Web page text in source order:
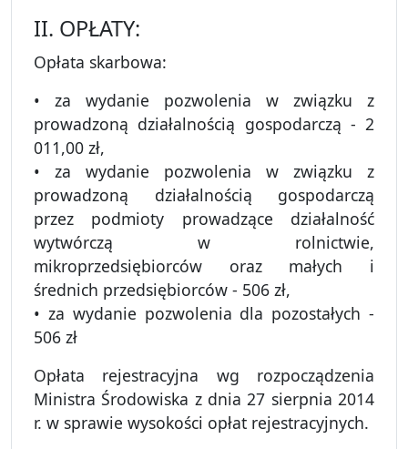
II. OPŁATY:
Opłata skarbowa:
• za wydanie pozwolenia w związku z
prowadzoną działalnością gospodarczą - 2
011,00 zł,
• za wydanie pozwolenia w związku z
prowadzoną działalnością gospodarczą
przez podmioty prowadzące działalność
wytwórczą w rolnictwie,
mikroprzedsiębiorców oraz małych i
średnich przedsiębiorców - 506 zł,
• za wydanie pozwolenia dla pozostałych -
506 zł
Opłata rejestracyjna wg rozpocządzenia
Ministra Środowiska z dnia 27 sierpnia 2014
r. w sprawie wysokości opłat rejestracyjnych.